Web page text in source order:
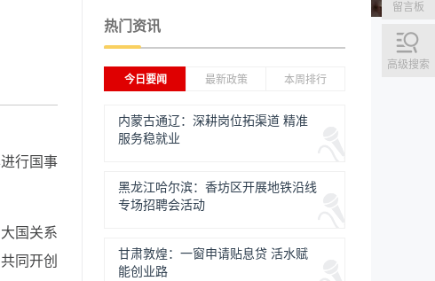
留言板
高级搜索
行国事
国关系
同开创
热门资讯
今日要闻 最新政策 本周排行
内蒙古通辽：深耕岗位拓渠道 精准
服务稳就业
黑龙江哈尔滨：香坊区开展地铁沿线
专场招聘会活动
甘肃敦煌：一窗申请贴息贷 活水赋
能创业路